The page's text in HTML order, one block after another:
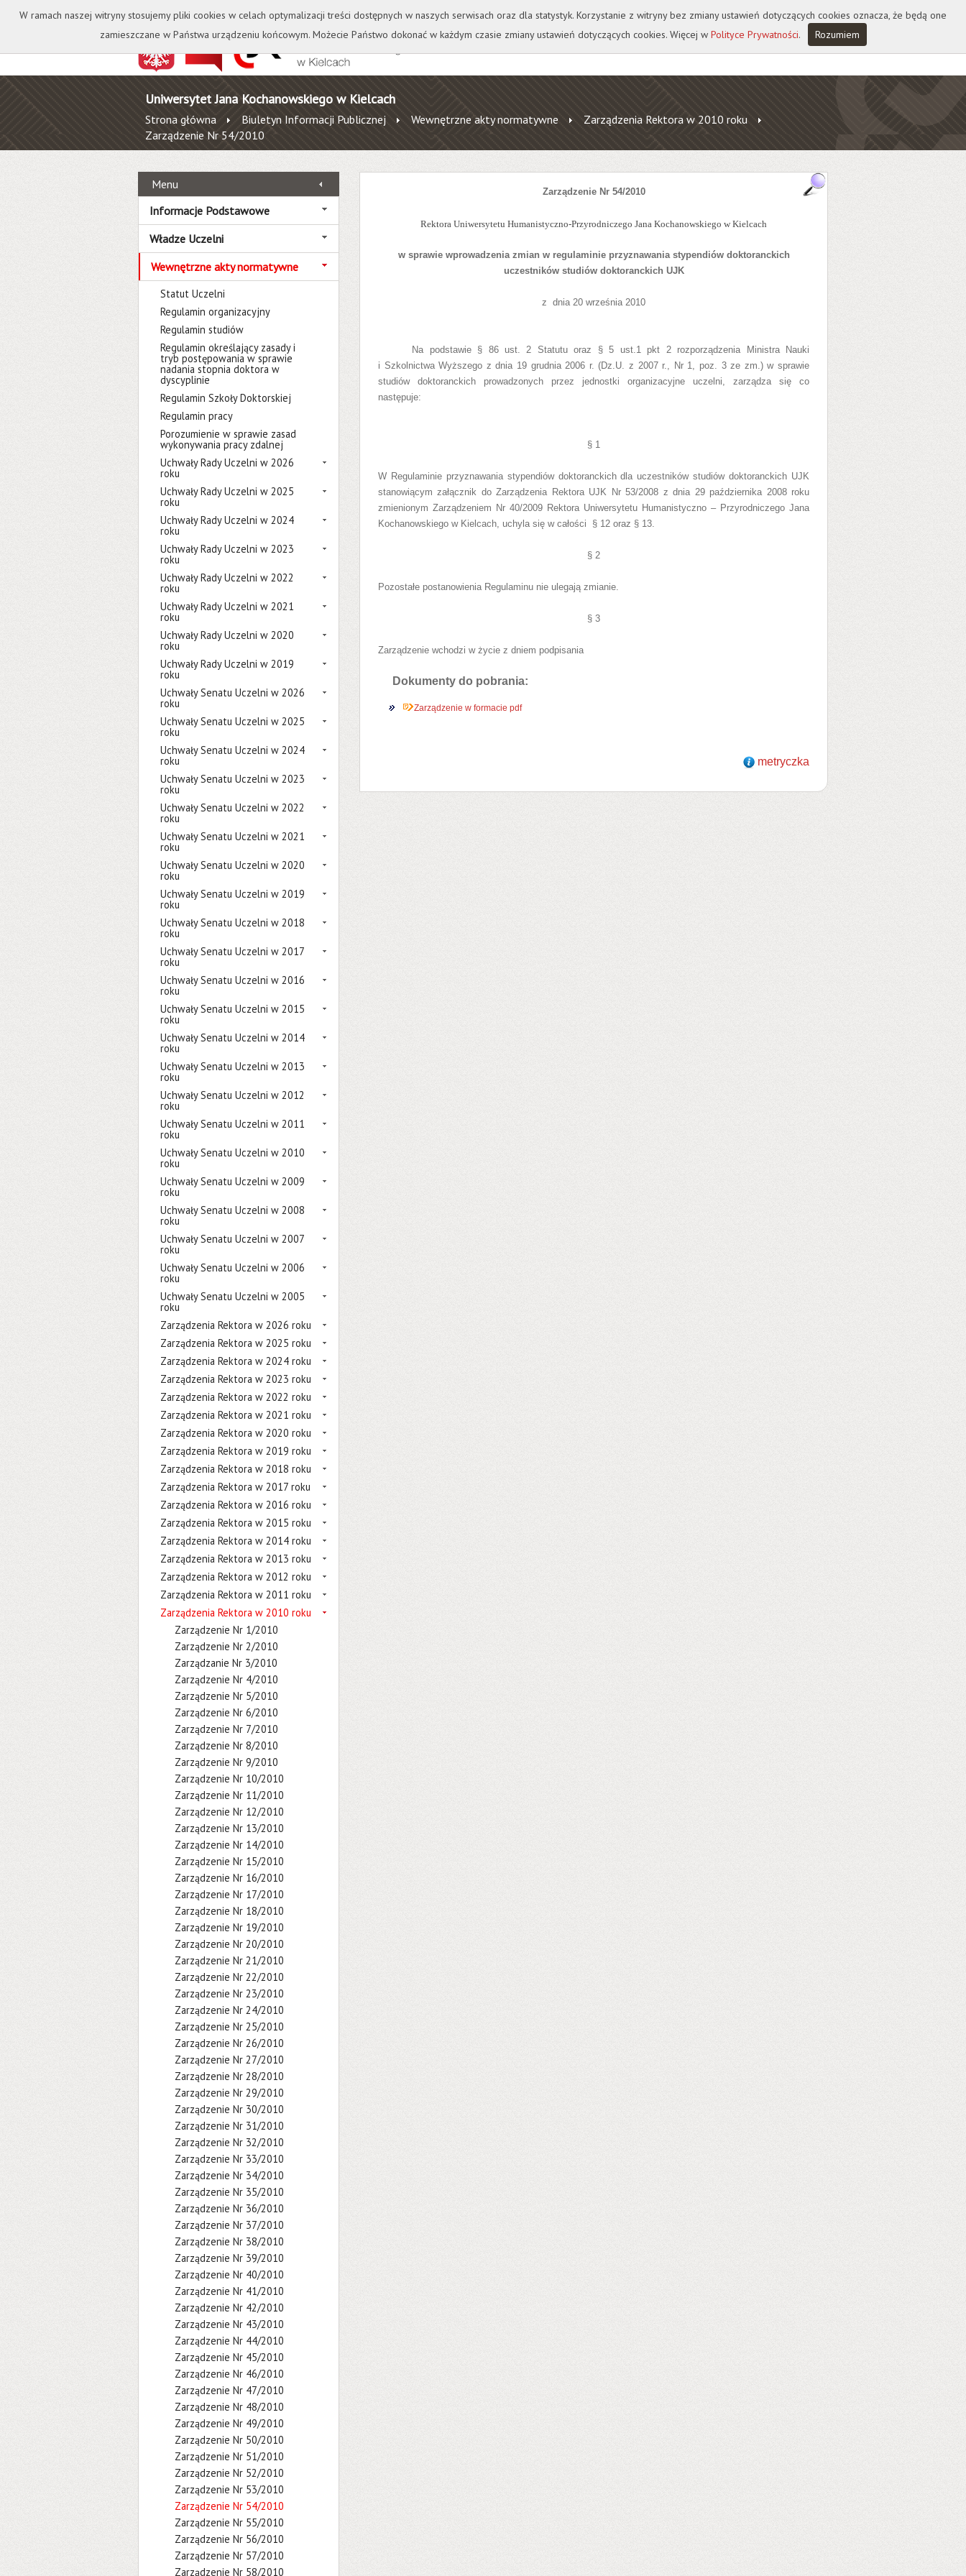
Kontakt Biblioteka Wydawnictwo Wirtualna Uczelnia A A A A
Uniwersytet Jana Kochanowskiego w Kielcach
Strona główna Biuletyn Informacji Publicznej Wewnętrzne akty normatywne
Zarządzenia Rektora w 2010 roku
Zarządzenie Nr 54/2010
Menu
Informacje Podstawowe
Władze Uczelni
Wewnętrzne akty normatywne
Statut Uczelni
Regulamin organizacyjny
Regulamin studiów
Regulamin określający zasady i
tryb postępowania w sprawie
nadania stopnia doktora w
dyscyplinie
Regulamin Szkoły Doktorskiej
Regulamin pracy
Porozumienie w sprawie zasad
wykonywania pracy zdalnej
Uchwały Rady Uczelni w 2026
roku
Uchwały Rady Uczelni w 2025
roku
Uchwały Rady Uczelni w 2024
roku
Uchwały Rady Uczelni w 2023
roku
Uchwały Rady Uczelni w 2022
roku
Uchwały Rady Uczelni w 2021
roku
Uchwały Rady Uczelni w 2020
roku
Uchwały Rady Uczelni w 2019
roku
Uchwały Senatu Uczelni w 2026
roku
Uchwały Senatu Uczelni w 2025
roku
Uchwały Senatu Uczelni w 2024
roku
Uchwały Senatu Uczelni w 2023
roku
Uchwały Senatu Uczelni w 2022
roku
Uchwały Senatu Uczelni w 2021
roku
Uchwały Senatu Uczelni w 2020
roku
Uchwały Senatu Uczelni w 2019
roku
Uchwały Senatu Uczelni w 2018
roku
Uchwały Senatu Uczelni w 2017
roku
Uchwały Senatu Uczelni w 2016
roku
Uchwały Senatu Uczelni w 2015
roku
Uchwały Senatu Uczelni w 2014
roku
Uchwały Senatu Uczelni w 2013
roku
Uchwały Senatu Uczelni w 2012
roku
Uchwały Senatu Uczelni w 2011
roku
Uchwały Senatu Uczelni w 2010
roku
Uchwały Senatu Uczelni w 2009
roku
Uchwały Senatu Uczelni w 2008
roku
Uchwały Senatu Uczelni w 2007
roku
Uchwały Senatu Uczelni w 2006
roku
Uchwały Senatu Uczelni w 2005
roku
Zarządzenia Rektora w 2026 roku
Zarządzenia Rektora w 2025 roku
Zarządzenia Rektora w 2024 roku
Zarządzenia Rektora w 2023 roku
Zarządzenia Rektora w 2022 roku
Zarządzenia Rektora w 2021 roku
Zarządzenia Rektora w 2020 roku
Zarządzenia Rektora w 2019 roku
Zarządzenia Rektora w 2018 roku
Zarządzenia Rektora w 2017 roku
Zarządzenia Rektora w 2016 roku
Zarządzenia Rektora w 2015 roku
Zarządzenia Rektora w 2014 roku
Zarządzenia Rektora w 2013 roku
Zarządzenia Rektora w 2012 roku
Zarządzenia Rektora w 2011 roku
Zarządzenia Rektora w 2010 roku
Zarządzenie Nr 1/2010
Zarządzenie Nr 2/2010
Zarządzanie Nr 3/2010
Zarządzenie Nr 4/2010
Zarządzenie Nr 5/2010
Zarządzenie Nr 6/2010
Zarządzenie Nr 7/2010
Zarządzenie Nr 8/2010
Zarządzenie Nr 9/2010
Zarządzenie Nr 10/2010
Zarządzenie Nr 11/2010
Zarządzenie Nr 12/2010
Zarządzenie Nr 13/2010
Zarządzenie Nr 14/2010
Zarządzenie Nr 15/2010
Zarządzenie Nr 16/2010
Zarządzenie Nr 17/2010
Zarządzenie Nr 18/2010
Zarządzenie Nr 19/2010
Zarządzenie Nr 20/2010
Zarządzenie Nr 21/2010
Zarządzenie Nr 22/2010
Zarządzenie Nr 23/2010
Zarządzenie Nr 24/2010
Zarządzenie Nr 25/2010
Zarządzenie Nr 26/2010
Zarządzenie Nr 27/2010
Zarządzenie Nr 28/2010
Zarządzenie Nr 29/2010
Zarządzenie Nr 30/2010
Zarządzenie Nr 31/2010
Zarządzenie Nr 32/2010
Zarządzenie Nr 33/2010
Zarządzenie Nr 34/2010
Zarządzenie Nr 35/2010
Zarządzenie Nr 36/2010
Zarządzenie Nr 37/2010
Zarządzenie Nr 38/2010
Zarządzenie Nr 39/2010
Zarządzenie Nr 40/2010
Zarządzenie Nr 41/2010
Zarządzenie Nr 42/2010
Zarządzenie Nr 43/2010
Zarządzenie Nr 44/2010
Zarządzenie Nr 45/2010
Zarządzenie Nr 46/2010
Zarządzenie Nr 47/2010
Zarządzenie Nr 48/2010
Zarządzenie Nr 49/2010
Zarządzenie Nr 50/2010
Zarządzenie Nr 51/2010
Zarządzenie Nr 52/2010
Zarządzenie Nr 53/2010
Zarządzenie Nr 54/2010
Zarządzenie Nr 55/2010
Zarządzenie Nr 56/2010
Zarządzenie Nr 57/2010
Zarządzenie Nr 58/2010
Zarządzenie Nr 54/2010
Rektora Uniwersytetu Humanistyczno-Przyrodniczego Jana Kochanowskiego w Kielcach
w sprawie wprowadzenia zmian w regulaminie przyznawania stypendiów doktoranckich
uczestników studiów doktoranckich UJK
z dnia 20 września 2010
Na podstawie § 86 ust. 2 Statutu oraz § 5 ust.1 pkt 2 rozporządzenia Ministra Nauki
i Szkolnictwa Wyższego z dnia 19 grudnia 2006 r. (Dz.U. z 2007 r., Nr 1, poz. 3 ze zm.) w sprawie
studiów doktoranckich prowadzonych przez jednostki organizacyjne uczelni, zarządza się co
następuje:
§ 1
W Regulaminie przyznawania stypendiów doktoranckich dla uczestników studiów doktoranckich UJK
stanowiącym załącznik do Zarządzenia Rektora UJK Nr 53/2008 z dnia 29 października 2008 roku
zmienionym Zarządzeniem Nr 40/2009 Rektora Uniwersytetu Humanistyczno – Przyrodniczego Jana
Kochanowskiego w Kielcach, uchyla się w całości
§ 12 oraz § 13.
§ 2
Pozostałe postanowienia Regulaminu nie ulegają zmianie.
§ 3
Zarządzenie wchodzi w życie z dniem podpisania
Dokumenty do pobrania:
Zarządzenie w formacie pdf
metryczka
W ramach naszej witryny stosujemy pliki cookies w celach optymalizacji treści dostępnych w naszych serwisach oraz dla statystyk. Korzystanie z witryny bez zmiany ustawień dotyczących cookies oznacza, że będą one
zamieszczane w Państwa urządzeniu końcowym. Możecie Państwo dokonać w każdym czasie zmiany ustawień dotyczących cookies. Więcej w Polityce Prywatności. Rozumiem